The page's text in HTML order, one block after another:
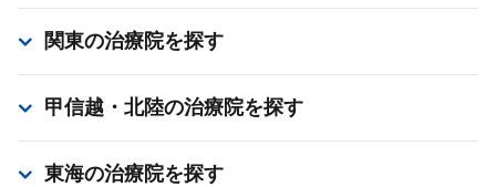
関東の治療院を探す
甲信越・北陸の治療院を探す
東海の治療院を探す